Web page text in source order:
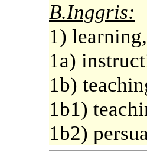
B.Inggris:
1)
1a)
1b)
1b1)
1b2)